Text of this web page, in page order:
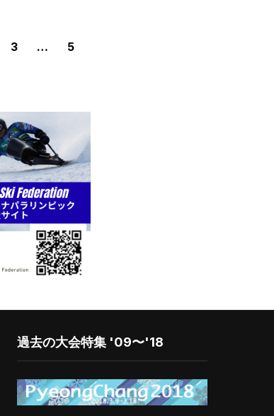
3 … 5
過去の大会特集 '09〜'18